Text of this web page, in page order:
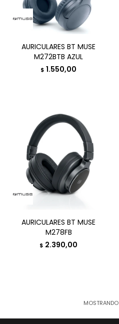
AURICULARES BT MUSE
M272BTB AZUL
$ 1.550,00
AURICULARES BT MUSE
M278FB
$ 2.390,00
MOSTRANDO